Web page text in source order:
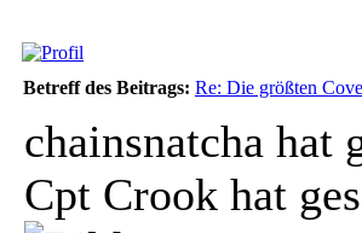
Betreff des Beitrags: Re: Die größten
chainsnatcha hat
Cpt Crook hat